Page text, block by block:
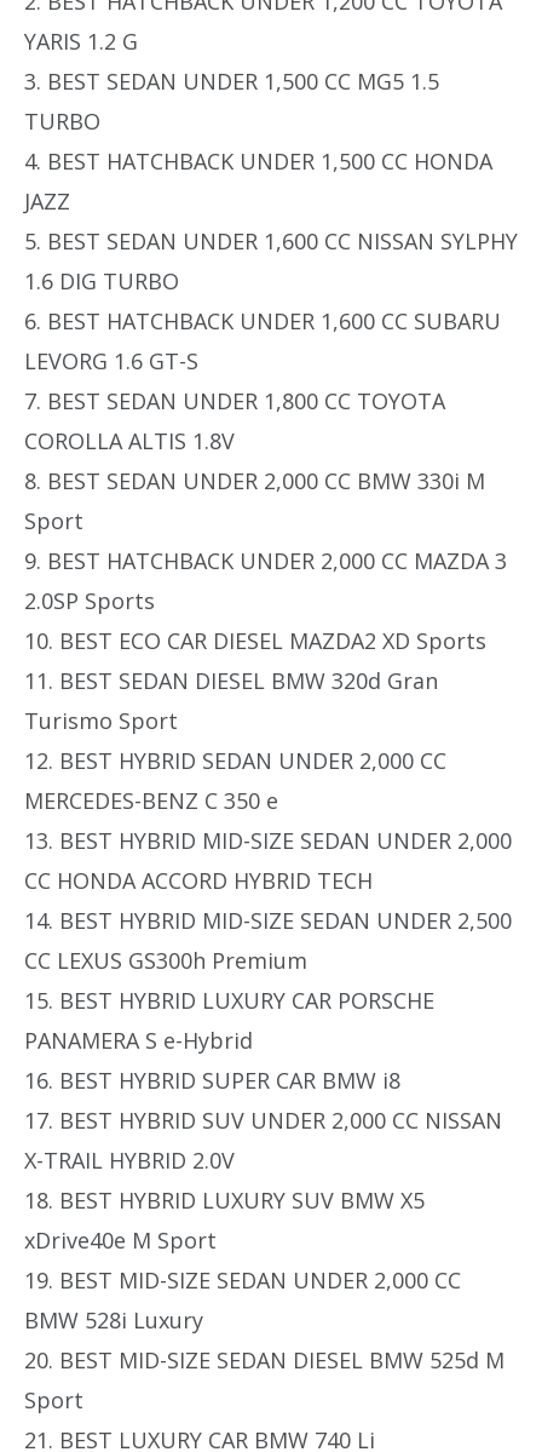
YARIS 1.2 G
3. BEST SEDAN UNDER 1,500 CC MG5 1.5
TURBO
4. BEST HATCHBACK UNDER 1,500 CC HONDA
JAZZ
5. BEST SEDAN UNDER 1,600 CC NISSAN SYLPHY
1.6 DIG TURBO
6. BEST HATCHBACK UNDER 1,600 CC SUBARU
LEVORG 1.6 GT-S
7. BEST SEDAN UNDER 1,800 CC TOYOTA
COROLLA ALTIS 1.8V
8. BEST SEDAN UNDER 2,000 CC BMW 330i M
Sport
9. BEST HATCHBACK UNDER 2,000 CC MAZDA 3
2.0SP Sports
10. BEST ECO CAR DIESEL MAZDA2 XD Sports
11. BEST SEDAN DIESEL BMW 320d Gran
Turismo Sport
12. BEST HYBRID SEDAN UNDER 2,000 CC
MERCEDES-BENZ C 350 e
13. BEST HYBRID MID-SIZE SEDAN UNDER 2,000
CC HONDA ACCORD HYBRID TECH
14. BEST HYBRID MID-SIZE SEDAN UNDER 2,500
CC LEXUS GS300h Premium
15. BEST HYBRID LUXURY CAR PORSCHE
PANAMERA S e-Hybrid
16. BEST HYBRID SUPER CAR BMW i8
17. BEST HYBRID SUV UNDER 2,000 CC NISSAN
X-TRAIL HYBRID 2.0V
18. BEST HYBRID LUXURY SUV BMW X5
xDrive40e M Sport
19. BEST MID-SIZE SEDAN UNDER 2,000 CC
BMW 528i Luxury
20. BEST MID-SIZE SEDAN DIESEL BMW 525d M
Sport
21. BEST LUXURY CAR BMW 740 Li